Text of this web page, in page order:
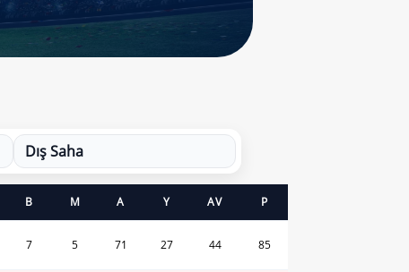
Dış Saha
B M A Y AV P
7 5 71 27 44 85